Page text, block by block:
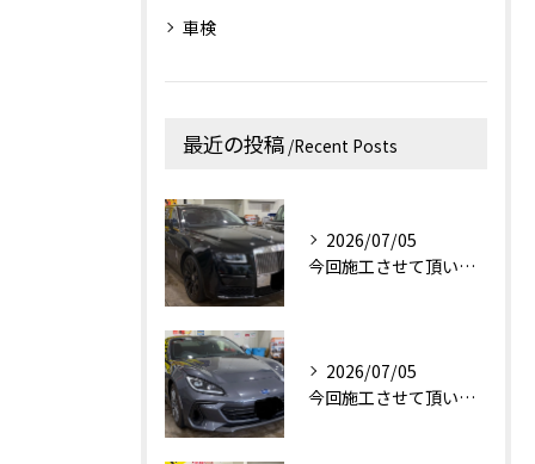
車検
最近の投稿 Recent Posts
2026/07/05
今回施工させて頂いたお車はロールス・ロイス・ゴーストです！✨
2026/07/05
今回施工させて頂いたお車はスバルBRZです！✨